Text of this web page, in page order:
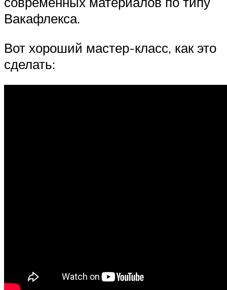
Вакафлекса.
Вот хороший мастер-класс, как это
сделать: